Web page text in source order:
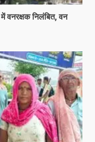
वनरक्षक निलंबित, वन